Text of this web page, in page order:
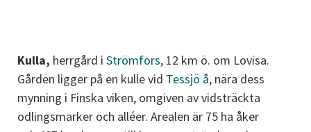
Kulla, herrgård i Strömfors, 12 km ö. om Lovisa.
Gården ligger på en kulle vid Tessjö å, nära dess
mynning i Finska viken, omgiven av vidsträckta
odlingsmarker och alléer. Arealen är 75 ha åker